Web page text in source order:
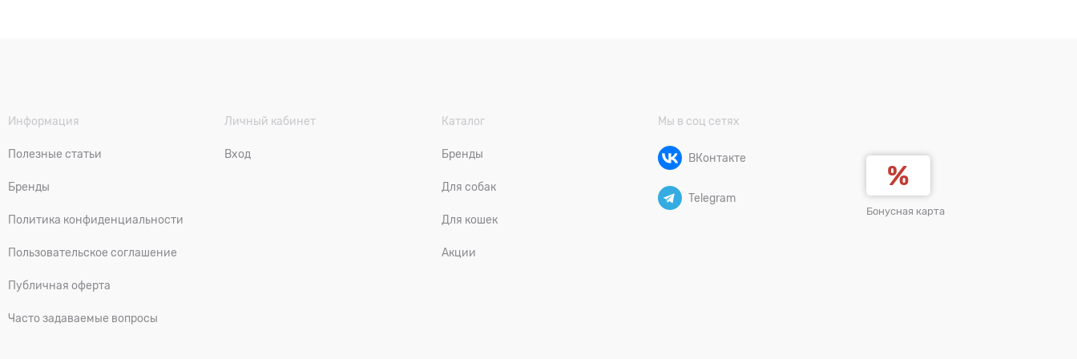
Информация
Полезные статьи
Бренды
Политика конфиденциальности
Пользовательское соглашение
Публичная оферта
Часто задаваемые вопросы
Личный кабинет
Вход
Каталог
Бренды
Для собак
Для кошек
Акции
Мы в соц сетях
ВКонтакте
Telegram
Бонусная карта